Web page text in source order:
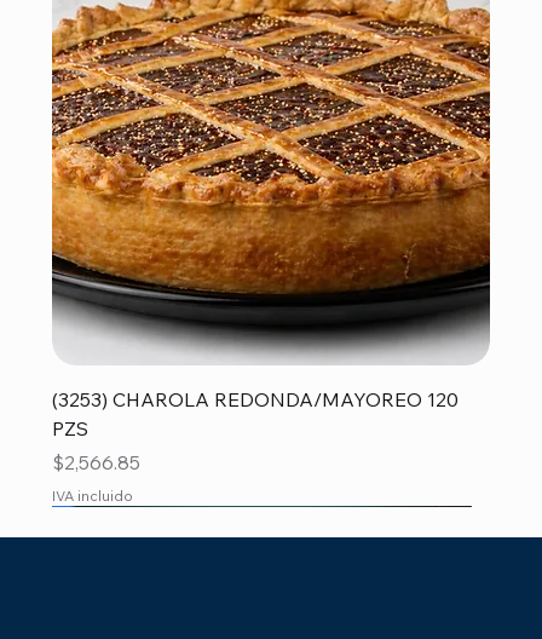
(3253) CHAROLA REDONDA/MAYOREO 120
PZS
Precio
$2,566.85
IVA incluido